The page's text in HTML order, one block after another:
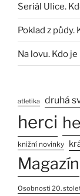
Seriál Ulice.
Poklad z půdy.
Na lovu. Kdo je
atletika druhá
herci
knižní novinky
Magazín
Osobnosti 20.